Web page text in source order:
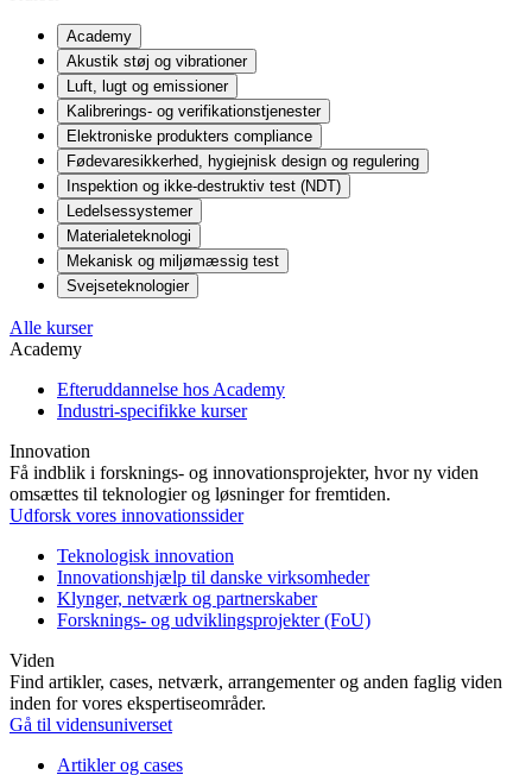
Academy
Akustik støj og vibrationer
Luft, lugt og emissioner
Kalibrerings- og verifikationstjenester
Elektroniske produkters compliance
Fødevaresikkerhed, hygiejnisk design og regulering
Inspektion og ikke-destruktiv test (NDT)
Ledelsessystemer
Materialeteknologi
Mekanisk og miljømæssig test
Svejseteknologier
Alle kurser
Academy
Efteruddannelse hos Academy
Industri-specifikke kurser
Innovation
Få indblik i forsknings- og innovationsprojekter, hvor ny viden
omsættes til teknologier og løsninger for fremtiden.
Udforsk vores innovationssider
Teknologisk innovation
Innovationshjælp til danske virksomheder
Klynger, netværk og partnerskaber
Forsknings- og udviklingsprojekter (FoU)
Viden
Find artikler, cases, netværk, arrangementer og anden faglig viden
inden for vores ekspertiseområder.
Gå til vidensuniverset
Artikler og cases